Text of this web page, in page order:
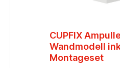
CUPFIX
Wandmodell
Montageset